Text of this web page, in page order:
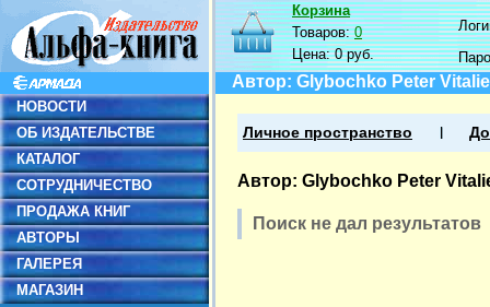
НОВОСТИ
ОБ ИЗДАТЕЛЬСТВЕ
КАТАЛОГ
СОТРУДНИЧЕСТВО
ПРОДАЖА КНИГ
АВТОРЫ
ГАЛЕРЕЯ
МАГАЗИН
Корзина
Товаров:0
Цена:0 руб.
Автор: Glybochko Peter
Личное пространство
Автор: Glybochko Peter
Поиск не дал результатов